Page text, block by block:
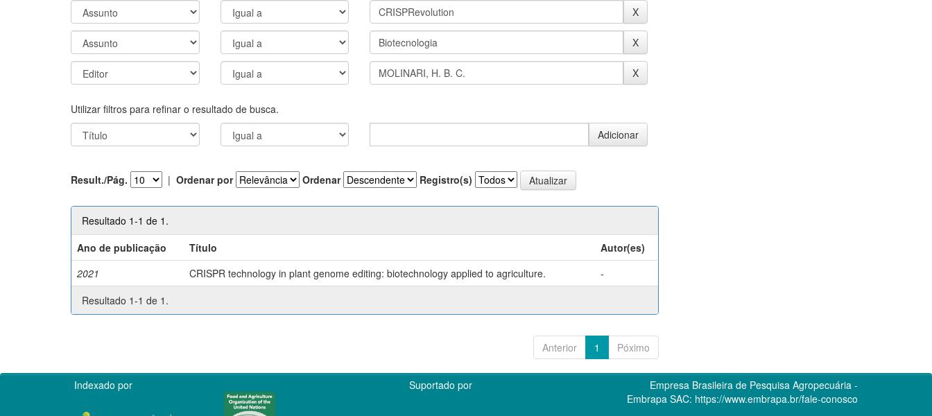
Utilizar filtros para refinar o resultado de busca.
Result./Pág. | Ordenar por Ordenar Registro(s)
Resultado 1-1 de 1.
Ano de publicação
Título
Autor(es)
2021
CRISPR technology in plant genome editing: biotechnology applied to agriculture.
-
Resultado 1-1 de 1.
Anterior 1 Póximo
Indexado por Suportado por
Empresa Brasileira de Pesquisa Agropecuária -
Embrapa SAC: https://www.embrapa.br/fale-conosco